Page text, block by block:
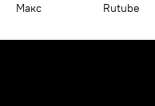
Макс Rutube